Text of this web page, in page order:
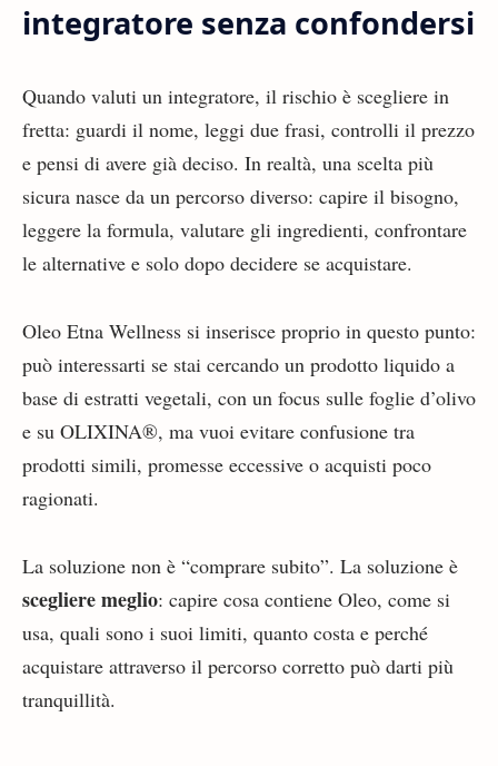
integratore senza confondersi
Quando valuti un integratore, il rischio è scegliere in
fretta: guardi il nome, leggi due frasi, controlli il prezzo
e pensi di avere già deciso. In realtà, una scelta più
sicura nasce da un percorso diverso: capire il bisogno,
leggere la formula, valutare gli ingredienti, confrontare
le alternative e solo dopo decidere se acquistare.
Oleo Etna Wellness si inserisce proprio in questo punto:
può interessarti se stai cercando un prodotto liquido a
base di estratti vegetali, con un focus sulle foglie d’olivo
e su OLIXINA®, ma vuoi evitare confusione tra
prodotti simili, promesse eccessive o acquisti poco
ragionati.
La soluzione non è “comprare subito”. La soluzione è
scegliere meglio: capire cosa contiene Oleo, come si
usa, quali sono i suoi limiti, quanto costa e perché
acquistare attraverso il percorso corretto può darti più
tranquillità.